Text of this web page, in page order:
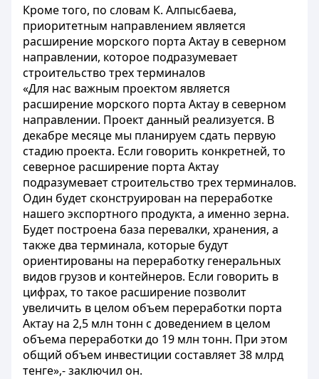
Кроме того, по словам К. Алпысбаева,
приоритетным направлением является
расширение морского порта Актау в северном
направлении, которое подразумевает
строительство трех терминалов
«Для нас важным проектом является
расширение морского порта Актау в северном
направлении. Проект данный реализуется. В
декабре месяце мы планируем сдать первую
стадию проекта. Если говорить конкретней, то
северное расширение порта Актау
подразумевает строительство трех терминалов.
Один будет сконструирован на переработке
нашего экспортного продукта, а именно зерна.
Будет построена база перевалки, хранения, а
также два терминала, которые будут
ориентированы на переработку генеральных
видов грузов и контейнеров. Если говорить в
цифрах, то такое расширение позволит
увеличить в целом объем переработки порта
Актау на 2,5 млн тонн с доведением в целом
объема переработки до 19 млн тонн. При этом
общий объем инвестиции составляет 38 млрд
тенге»,- заключил он.